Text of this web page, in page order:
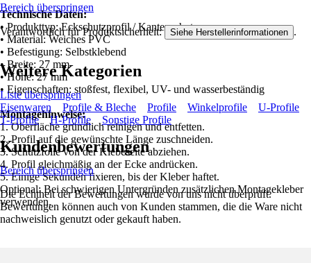
Technische Daten:
• Produkttyp: Eckschutzprofil / Kantenschutz
• Material: Weiches PVC
• Befestigung: Selbstklebend
• Breite: 27 mm
• Höhe: 27 mm
• Eigenschaften: stoßfest, flexibel, UV- und wasserbeständig
Montagehinweise:
1. Oberfläche gründlich reinigen und entfetten.
2. Profil auf die gewünschte Länge zuschneiden.
3. Schutzfolie von der Klebeseite abziehen.
4. Profil gleichmäßig an der Ecke andrücken.
5. Einige Sekunden fixieren, bis der Kleber haftet.
Optional: Bei schwierigen Untergründen zusätzlichen Montagekleber
verwenden.
Bereich überspringen
Verantwortlich für Produktsicherheit: Siehe Herstellerinformationen .
Weitere Kategorien
Liste überspringen
Eisenwaren
Profile & Bleche Profile Winkelprofile
U-Profile
T-Profile
H-Profile Sonstige Profile
Kundenbewertungen
Bereich überspringen
Die Echtheit der Bewertungen wurde von uns nicht überprüft.
Bewertungen können auch von Kunden stammen, die die Ware nicht
nachweislich genutzt oder gekauft haben.